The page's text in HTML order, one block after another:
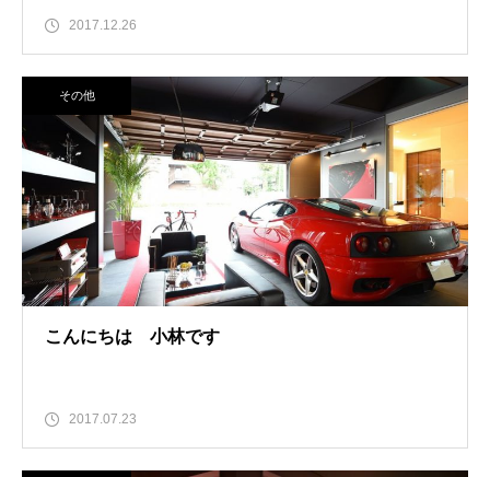
2017.12.26
その他
こんにちは 小林です
2017.07.23